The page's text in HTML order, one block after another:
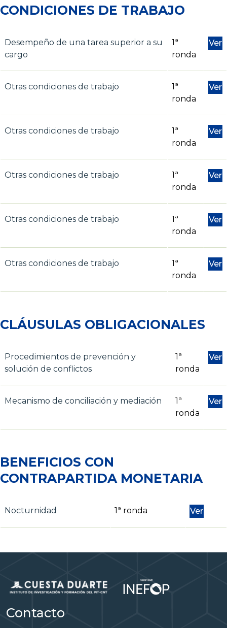
CONDICIONES DE TRABAJO
Desempeño de una tarea superior a su
cargo
1ª
ronda
Ver
Otras condiciones de trabajo
1ª
ronda
Ver
Otras condiciones de trabajo
1ª
ronda
Ver
Otras condiciones de trabajo
1ª
ronda
Ver
Otras condiciones de trabajo
1ª
ronda
Ver
Otras condiciones de trabajo
1ª
ronda
Ver
CLÁUSULAS OBLIGACIONALES
Procedimientos de prevención y
solución de conflictos
1ª
ronda
Ver
Mecanismo de conciliación y mediación
1ª
ronda
Ver
BENEFICIOS CON
CONTRAPARTIDA MONETARIA
Nocturnidad 1ª ronda Ver
Contacto